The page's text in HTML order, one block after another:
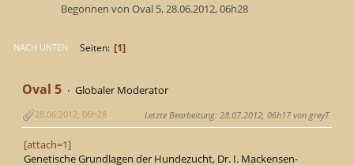
Begonnen von Oval 5, 28.06.2012, 06h28
NACH UNTEN Seiten 1
Oval 5 Globaler Moderator
28.06.2012, 06h28 Letzte Bearbeitung: 28.07.2012, 06h17 von greyT
[attach=1]
Genetische Grundlagen der Hundezucht, Dr. I. Mackensen-